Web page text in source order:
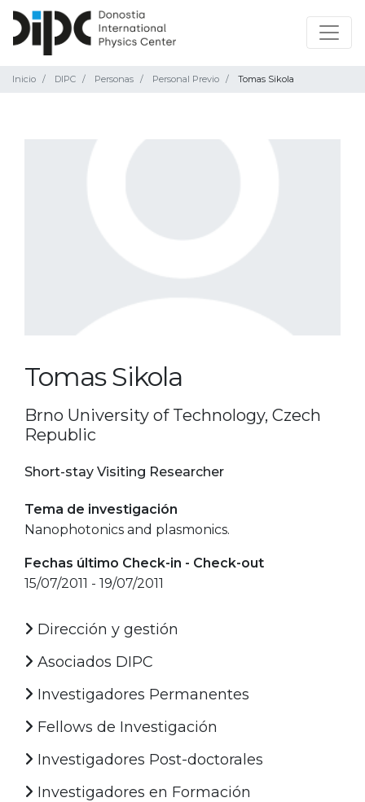
Inicio DIPC Personas Personal Previo Tomas Sikola
Tomas Sikola
Brno University of Technology, Czech
Republic
Short-stay Visiting Researcher
Tema de investigación
Nanophotonics and plasmonics.
Fechas último Check-in - Check-out
15/07/2011 - 19/07/2011
Dirección y gestión
Asociados DIPC
Investigadores Permanentes
Fellows de Investigación
Investigadores Post-doctorales
Investigadores en Formación